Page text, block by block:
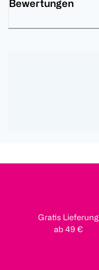
Bewertungen
Gratis Lieferung
ab 49 €